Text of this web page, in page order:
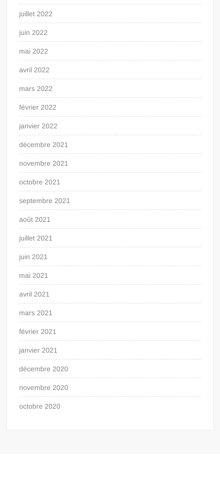
juillet 2022
juin 2022
mai 2022
avril 2022
mars 2022
février 2022
janvier 2022
décembre 2021
novembre 2021
octobre 2021
septembre 2021
août 2021
juillet 2021
juin 2021
mai 2021
avril 2021
mars 2021
février 2021
janvier 2021
décembre 2020
novembre 2020
octobre 2020